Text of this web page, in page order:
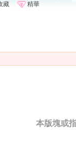
藏 精華
本版塊或